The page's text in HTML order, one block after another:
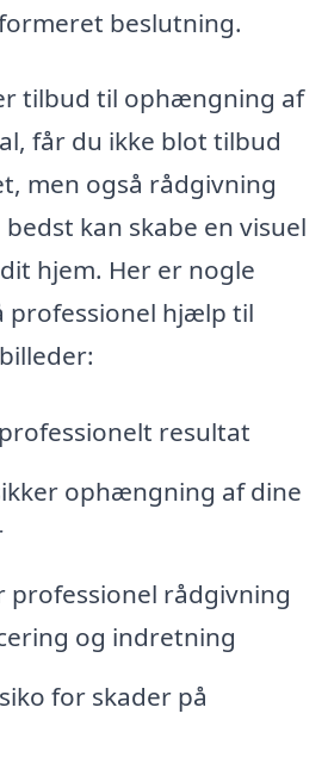
beslutning.
tilbud til ophængning af
får du ikke blot tilbud
men også rådgivning
kan skabe en visuel
hjem. Her er nogle
professionel hjælp til
resultat
ophængning af dine
professionel rådgivning
og indretning
for skader på